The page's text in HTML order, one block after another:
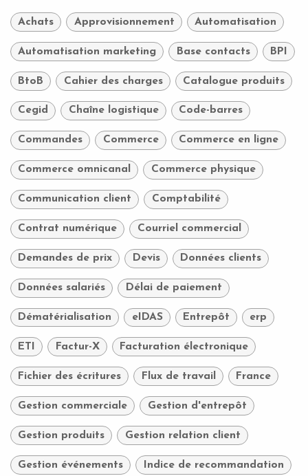
Achats Approvisionnement Automatisation
Automatisation marketing Base contacts BPI
BtoB Cahier des charges Catalogue produits
Cegid Chaîne logistique Code-barres
Commandes Commerce Commerce en ligne
Commerce omnicanal Commerce physique
Communication client Comptabilité
Contrat numérique Courriel commercial
Demandes de prix Devis Données clients
Données salariés Délai de paiement
Dématérialisation eIDAS Entrepôt erp
ETI Factur-X Facturation électronique
Fichier des écritures Flux de travail France
Gestion commerciale Gestion d'entrepôt
Gestion produits Gestion relation client
Gestion événements Indice de recommandation